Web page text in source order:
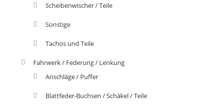
Scheibenwischer / Teile
Sonstige
Tachos und Teile
Fahrwerk / Federung / Lenkung
Anschläge / Puffer
Blattfeder-Buchsen / Schäkel / Teile